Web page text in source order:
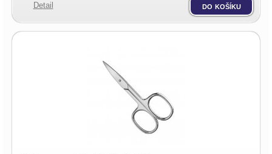
Detail do košíku